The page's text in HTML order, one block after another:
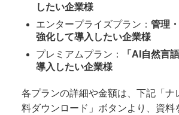
したい企業様
エンタープライズプラン： 管理
強化して導入したい企業様
プレミアムプラン：
「AI自然言
導入したい企業様
各プランの詳細や金額は、下記「ナ
料ダウンロード」ボタンより、資料